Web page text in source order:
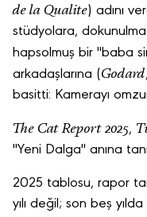
de la Qualite) adını
stüdyolara,
hapsolmuş bir "baba
arkadaşlarına (Godard,
basitti: Kamerayı
The Cat Report 2025,
"Yeni Dalga" anına
2025 tablosu, rapor
yılı değil; son beş